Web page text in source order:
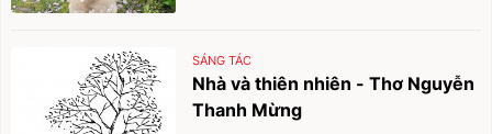
SÁNG TÁC
Nhà và thiên nhiên - Thơ Nguyễn
Thanh Mừng